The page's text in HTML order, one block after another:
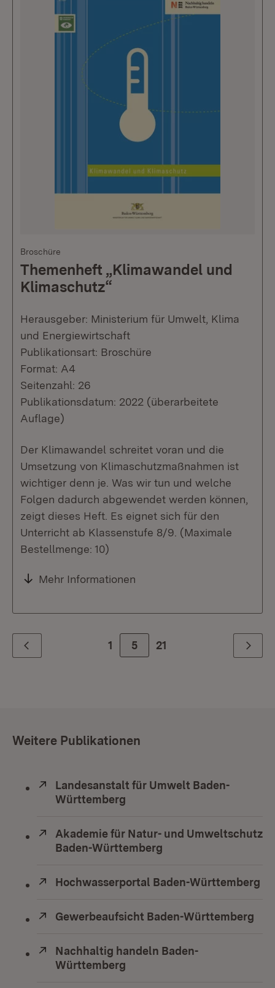
Broschüre
Themenheft „Klimawandel und
Klimaschutz“
Herausgeber: Ministerium für Umwelt, Klima
und Energiewirtschaft
Publikationsart: Broschüre
Format: A4
Seitenzahl: 26
Publikationsdatum: 2022 (überarbeitete
Auflage)
Der Klimawandel schreitet voran und die
Umsetzung von Klimaschutzmaßnahmen ist
wichtiger denn je. Was wir tun und welche
Folgen dadurch abgewendet werden können,
zeigt dieses Heft. Es eignet sich für den
Unterricht ab Klassenstufe 8/9. (Maximale
Bestellmenge: 10)
Mehr Informationen
Zurück 1 Zur Seite
5 21 Weiter
Weitere Publikationen
Extern:
Landesanstalt für Umwelt Baden-
Württemberg
Extern:
Akademie für Natur- und Umweltschutz
Baden-Württemberg
Extern:
Hochwasserportal Baden-Württemberg
Extern:
Gewerbeaufsicht Baden-Württemberg
Extern:
Nachhaltig handeln Baden-
Württemberg